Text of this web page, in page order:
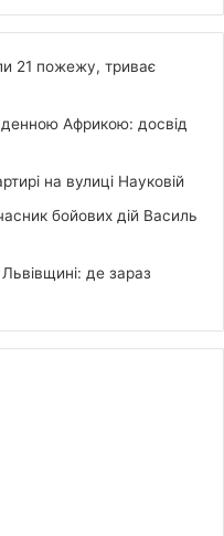
21 пожежу, триває
Африкою: досвід
на вулиці Науковій
бойових дій Василь
де зараз